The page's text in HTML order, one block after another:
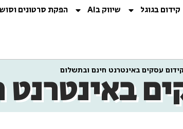
קידום בגוגל שיווק בAI הפקת סרטונים
עסקים באינטרנט חינם ובתשלום